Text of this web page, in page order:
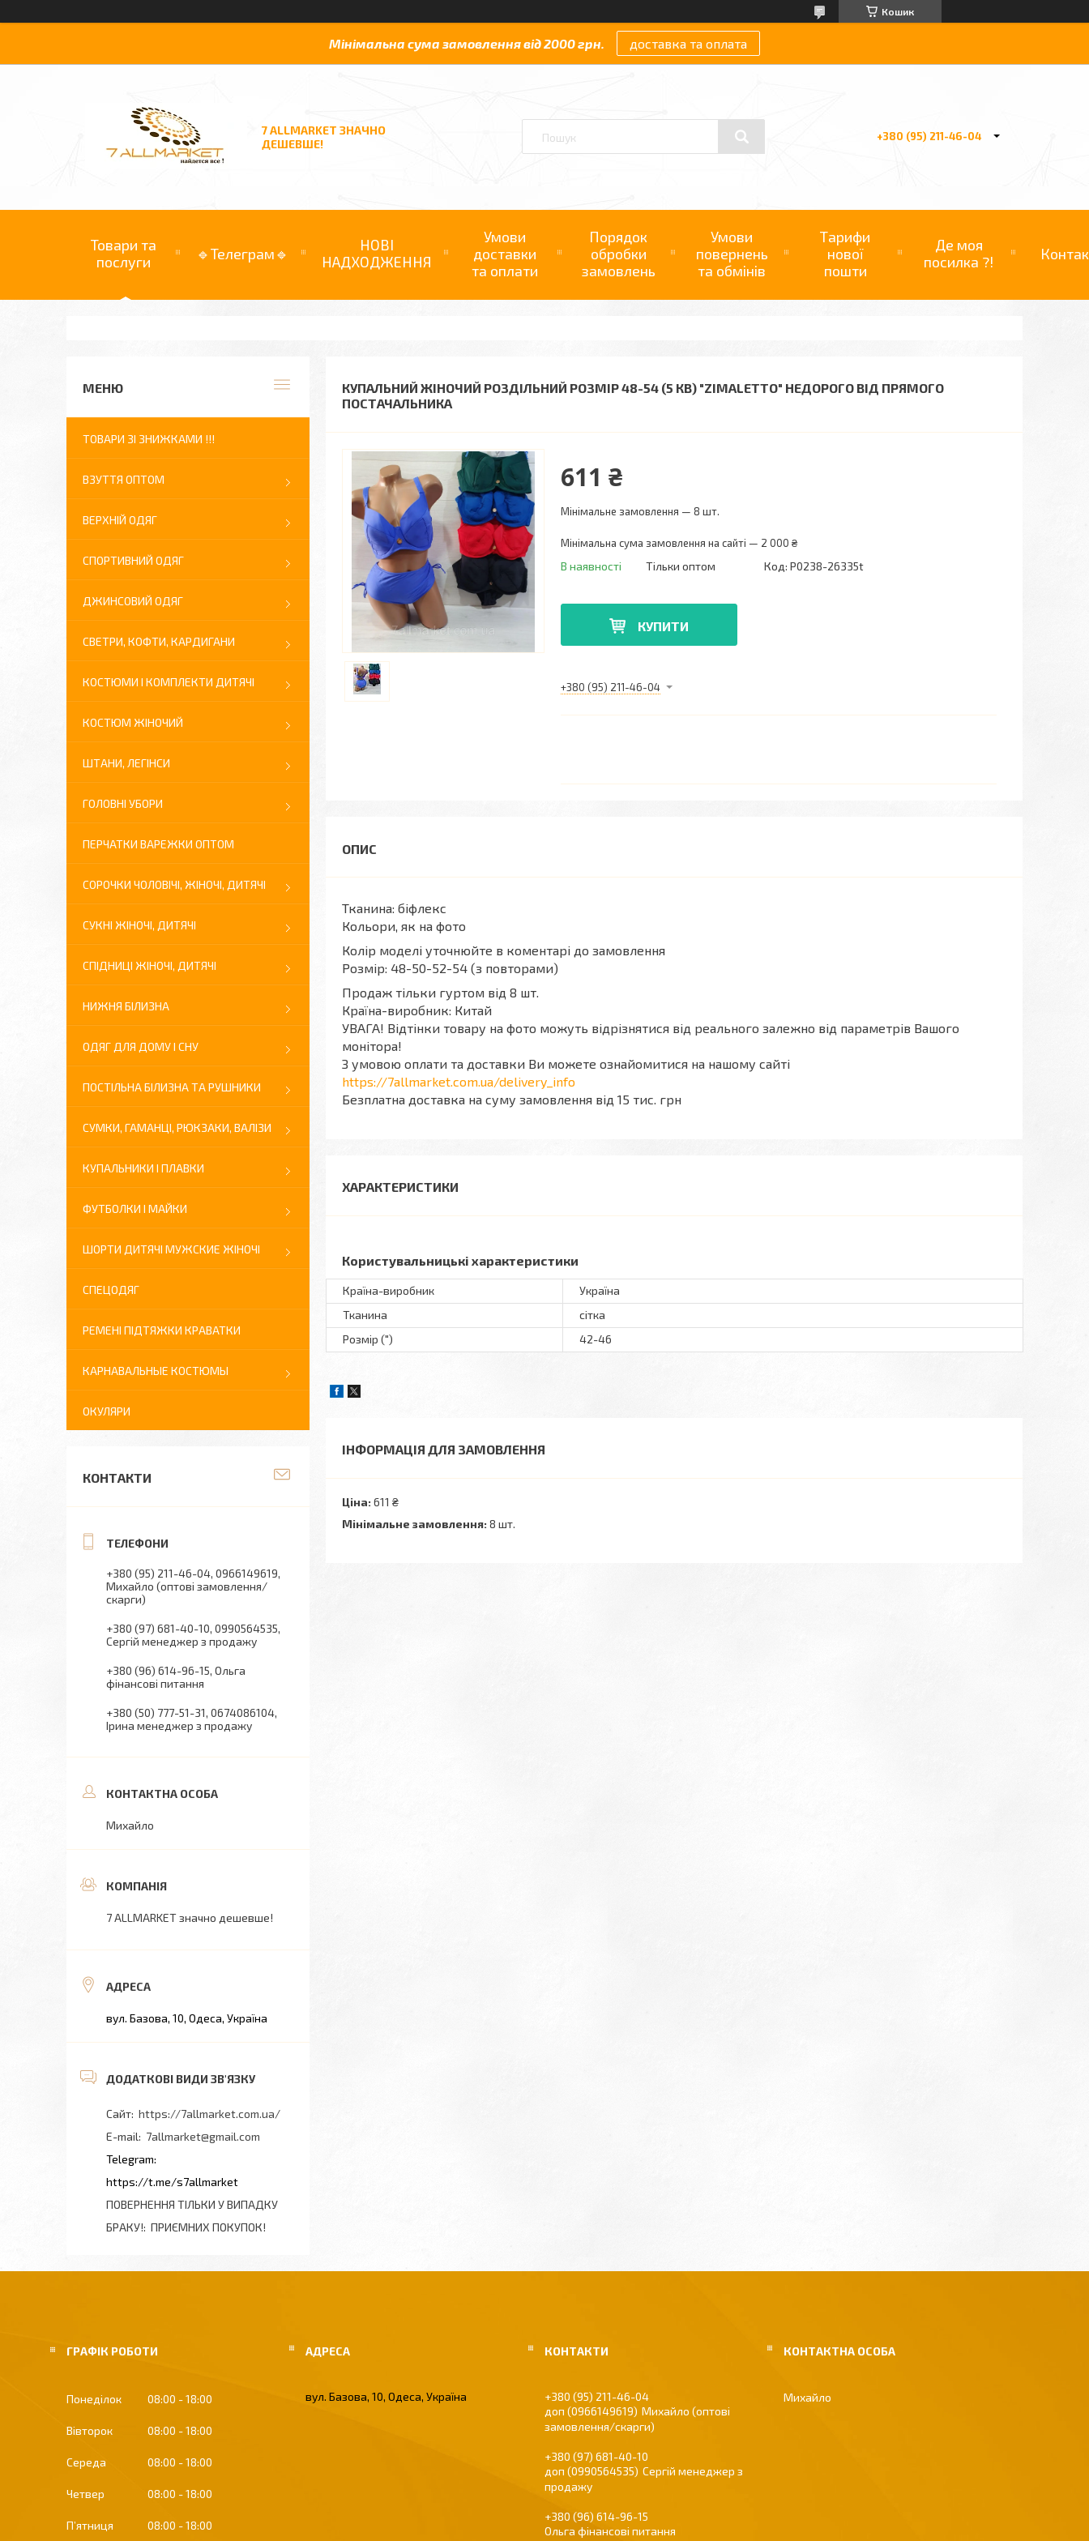
Кошик
Мінімальна сума замовлення від 2000 грн. доставка та оплата
7 ALLMARKET ЗНАЧНО
ДЕШЕВШЕ!
+380 (95) 211-46-04
Товари та
послуги
🔹Телеграм🔹
НОВІ
НАДХОДЖЕННЯ
Умови
доставки
та оплати
Порядок
обробки
замовлень
Умови
повернень
та обмінів
Тарифи
нової
пошти
Де моя
посилка ?!
КУПАЛЬНИЙ ЖІНОЧИЙ РОЗДІЛЬНИЙ РОЗМІР 48-54 (5 КВ) "ZIMALETTO" НЕДОРОГО ВІД ПРЯМОГО
ПОСТАЧАЛЬНИКА
611 ₴
Мінімальне замовлення — 8 шт.
Мінімальна сума замовлення на сайті — 2 000 ₴
В наявності Тільки оптом Код: P0238-26335t
КУПИТИ
+380 (95) 211-46-04
Тканина: біфлекс
Кольори, як на фото
Колір моделі уточнюйте в коментарі до замовлення
Розмір: 48-50-52-54 (з повторами)
Продаж тільки гуртом від 8 шт.
Країна-виробник: Китай
УВАГА! Відтінки товару на фото можуть відрізнятися від реального залежно від параметрів Вашого
монітора!
З умовою оплати та доставки Ви можете ознайомитися на нашому сайті
https://7allmarket.com.ua/delivery_info
Безплатна доставка на суму замовлення від 15 тис. грн
ХАРАКТЕРИСТИКИ
Користувальницькі характеристики
Країна-виробник
Україна
Тканина
сітка
Розмір (")
42-46
ІНФОРМАЦІЯ ДЛЯ ЗАМОВЛЕННЯ
Ціна: 611 ₴
Мінімальне замовлення: 8 шт.
ТОВАРИ ЗІ ЗНИЖКАМИ !!!
ВЗУТТЯ ОПТОМ
ВЕРХНІЙ ОДЯГ
СПОРТИВНИЙ ОДЯГ
ДЖИНСОВИЙ ОДЯГ
СВЕТРИ, КОФТИ, КАРДИГАНИ
КОСТЮМИ І КОМПЛЕКТИ ДИТЯЧІ
КОСТЮМ ЖІНОЧИЙ
ШТАНИ, ЛЕГІНСИ
ГОЛОВНІ УБОРИ
ПЕРЧАТКИ ВАРЕЖКИ ОПТОМ
СОРОЧКИ ЧОЛОВІЧІ, ЖІНОЧІ, ДИТЯЧІ
СУКНІ ЖІНОЧІ, ДИТЯЧІ
СПІДНИЦІ ЖІНОЧІ, ДИТЯЧІ
НИЖНЯ БІЛИЗНА
ОДЯГ ДЛЯ ДОМУ І СНУ
ПОСТІЛЬНА БІЛИЗНА ТА РУШНИКИ
СУМКИ, ГАМАНЦІ, РЮКЗАКИ, ВАЛІЗИ
КУПАЛЬНИКИ І ПЛАВКИ
ФУТБОЛКИ І МАЙКИ
ШОРТИ ДИТЯЧІ МУЖСКИЕ ЖІНОЧІ
СПЕЦОДЯГ
РЕМЕНІ ПІДТЯЖКИ КРАВАТКИ
КАРНАВАЛЬНЫЕ КОСТЮМЫ
ОКУЛЯРИ
КОНТАКТИ
+380 (95) 211-46-04 0966149619
Михайло (оптові замовлення/
скарги)
+380 (97) 681-40-10 0990564535
Сергій менеджер з продажу
+380 (96) 614-96-15 Ольга
фінансові питання
+380 (50) 777-51-31 0674086104
Ірина менеджер з продажу
Михайло
7 ALLMARKET значно дешевше!
вул. Базова, 10, Одеса, Україна
https://7allmarket.com.ua/
7allmarket@gmail.com
https://t.me/s7allmarket
ПОВЕРНЕННЯ ТІЛЬКИ У ВИПАДКУ
БРАКУ! ПРИЄМНИХ ПОКУПОК!
ГРАФІК РОБОТИ
Понеділок 08:00 18:00
Вівторок 08:00 18:00
Середа 08:00 18:00
Четвер 08:00 18:00
Пʼятниця 08:00 18:00
вул. Базова, 10, Одеса, Україна
+380 (95) 211-46-04
0966149619
Михайло (оптові
замовлення/скарги)
+380 (97) 681-40-10
0990564535
Сергій менеджер з
продажу
+380 (96) 614-96-15
Ольга фінансові питання
Михайло